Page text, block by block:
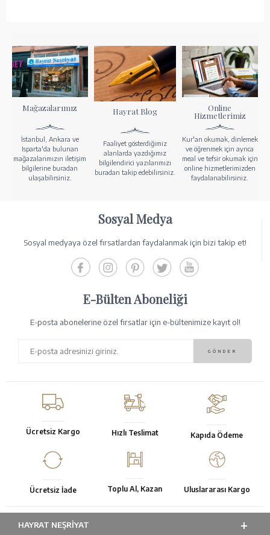
Mağazalarımız
İstanbul, Ankara ve
Isparta'da bulunan
mağazalarımızın iletişim
bilgilerine buradan
ulaşabilirsiniz.
Hayrat Blog
Faaliyet gösterdiğimiz
alanlarda yazdığımız
bilgilendirici yazılarımızı
buradan takip edebilirsiniz.
Online
Hizmetlerimiz
Kur'an okumak, dinlemek
ve öğrenmek için ayrıca
meal ve tefsir okumak için
online hizmetlerimizden
faydalanabilirsiniz.
Sosyal Medya
Sosyal medyaya özel fırsatlardan faydalanmak için bizi takip et!
E-Bülten Aboneliği
E-posta abonelerine özel fırsatlar için e-bültenimize kayıt ol!
Ücretsiz Kargo Hızlı Teslimat Kapıda Ödeme
Ücretsiz İade Toplu Al, Kazan Uluslararası Kargo
HAYRAT NEŞRIYAT